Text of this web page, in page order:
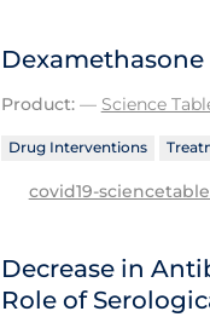
Product:— Science
Drug Interventions
covid19-
Decrease in
Role of